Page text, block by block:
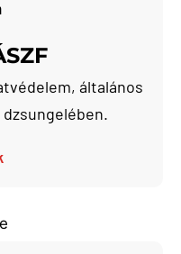
általános